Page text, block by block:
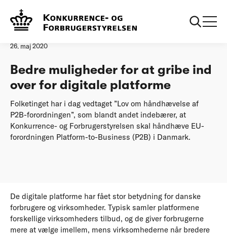
Forside
26. maj 2020
Bedre muligheder for at gribe ind
over for digitale platforme
Folketinget har i dag vedtaget ”Lov om håndhævelse af
P2B-forordningen”, som blandt andet indebærer, at
Konkurrence- og Forbrugerstyrelsen skal håndhæve EU-
forordningen Platform-to-Business (P2B) i Danmark.
De digitale platforme har fået stor betydning for danske
forbrugere og virksomheder. Typisk samler platformene
forskellige virksomheders tilbud, og de giver forbrugerne
mere at vælge imellem, mens virksomhederne når bredere